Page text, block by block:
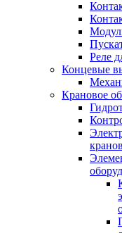
Реле
Концевые
Крановое
кранов